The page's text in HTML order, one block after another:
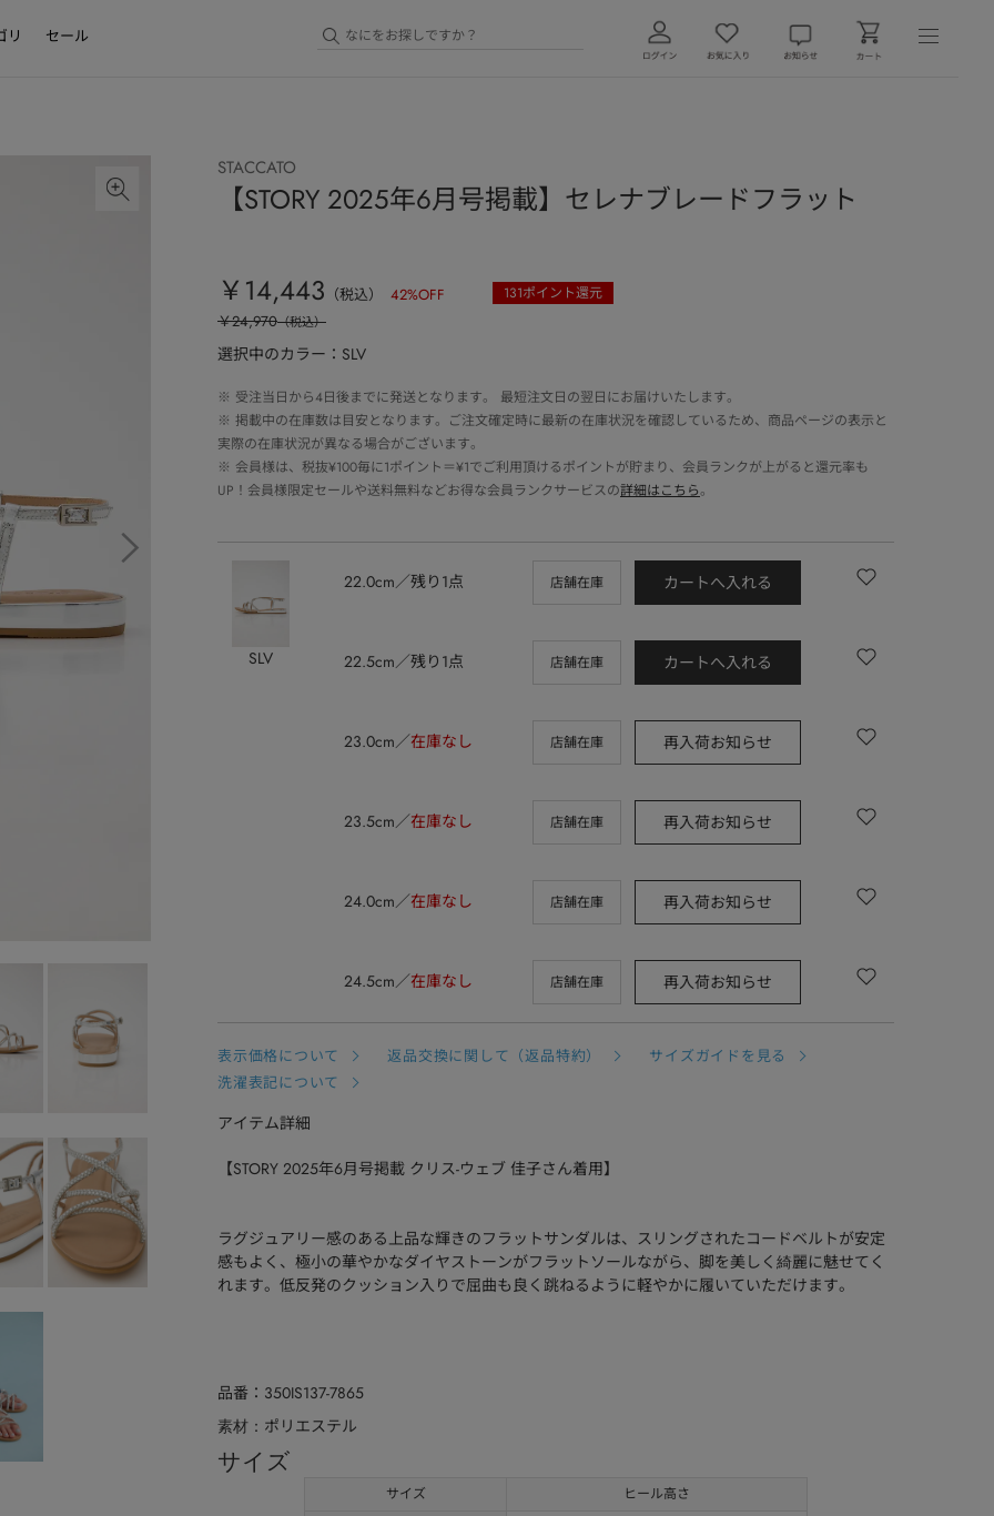
リ セール
STACCATO
【STORY 2025年6月号掲載】セレナブレードフラット
￥14,443 （税込） 42%OFF 131ポイント還元
￥24,970（税込）
選択中のカラー：SLV
※ 受注当日から4日後までに発送となります。 最短注文日の翌日にお届けいたします。
※ 掲載中の在庫数は目安となります。ご注文確定時に最新の在庫状況を確認しているため、商品ページの表示と
実際の在庫状況が異なる場合がございます。
※ 会員様は、税抜¥100毎に1ポイント＝¥1でご利用頂けるポイントが貯まり、会員ランクが上がると還元率も
UP！会員様限定セールや送料無料などお得な会員ランクサービスの詳細はこちら。
SLV
22.0cm 残り1点 店舗在庫 カートへ入れる
22.5cm 残り1点 店舗在庫 カートへ入れる
23.0cm 在庫なし 店舗在庫 再入荷お知らせ
23.5cm 在庫なし 店舗在庫 再入荷お知らせ
24.0cm 在庫なし 店舗在庫 再入荷お知らせ
24.5cm 在庫なし 店舗在庫 再入荷お知らせ
表示価格について 返品交換に関して（返品特約）
サイズガイドを見る
洗濯表記について
アイテム詳細
【STORY 2025年6月号掲載 クリス-ウェブ 佳子さん着用】
ラグジュアリー感のある上品な輝きのフラットサンダルは、スリングされたコードベルトが安定
感もよく、極小の華やかなダイヤストーンがフラットソールながら、脚を美しく綺麗に魅せてく
れます。低反発のクッション入りで屈曲も良く跳ねるように軽やかに履いていただけます。
品番 350IS137-7865
素材 ポリエステル
サイズ
サイズ ヒール高さ